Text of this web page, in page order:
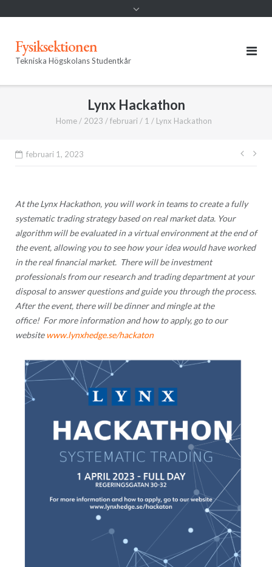
Fysiksektionen
Tekniska Högskolans Studentkår
Lynx Hackathon
Home / 2023 / februari / 1 / Lynx Hackathon
februari 1, 2023
At the Lynx Hackathon, you will work in teams to create a fully
systematic trading strategy based on real market data. Your
algorithm will be evaluated in a virtual environment at the end of
the event, allowing you to see how your idea would have worked
in the real financial market. There will be investment
professionals from our research and trading department at your
disposal to answer questions and guide you through the process.
After the event, there will be dinner and mingle at the
office! For more information and how to apply, go to our
website www.lynxhedge.se/hackaton